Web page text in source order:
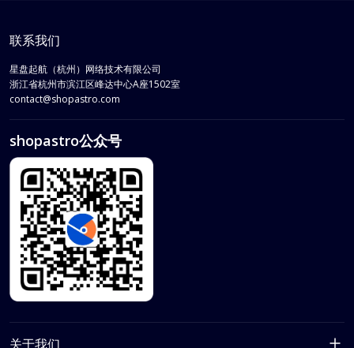
联系我们
星盘起航（杭州）网络技术有限公司
浙江省杭州市滨江区峰达中心A座1502室
contact@shopastro.com
shopastro公众号
关于我们